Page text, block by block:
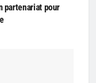
partenariat pour